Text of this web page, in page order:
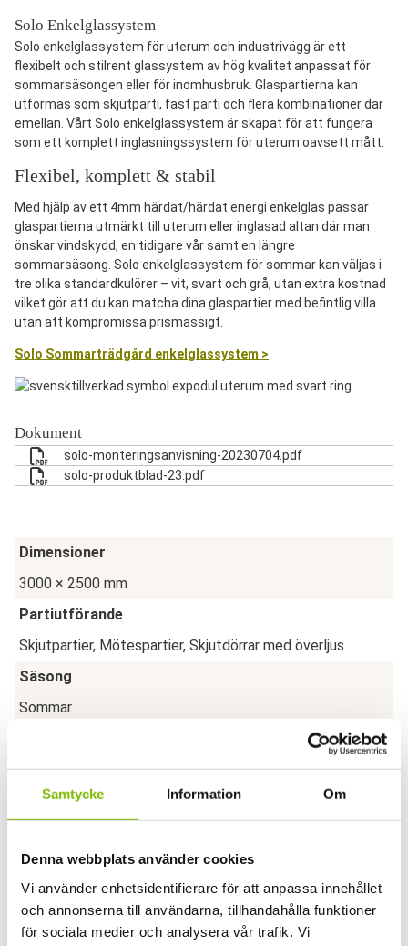
Samtycke Information Om
Denna webbplats använder cookies
Vi använder enhetsidentifierare för att anpassa innehållet
och annonserna till användarna, tillhandahålla funktioner
för sociala medier och analysera vår trafik. Vi
Solo Enkelglassystem
Solo enkelglassystem för uterum och industrivägg är ett
flexibelt och stilrent glassystem av hög kvalitet anpassat för
sommarsäsongen eller för inomhusbruk. Glaspartierna kan
utformas som skjutparti, fast parti och flera kombinationer där
emellan. Vårt Solo enkelglassystem är skapat för att fungera
som ett komplett inglasningssystem för uterum oavsett mått.
Flexibel, komplett & stabil
Med hjälp av ett 4mm härdat/härdat energi enkelglas passar
glaspartierna utmärkt till uterum eller inglasad altan där man
önskar vindskydd, en tidigare vår samt en längre
sommarsäsong. Solo enkelglassystem för sommar kan väljas i
tre olika standardkulörer – vit, svart och grå, utan extra kostnad
vilket gör att du kan matcha dina glaspartier med befintlig villa
utan att kompromissa prismässigt.
Solo Sommarträdgård enkelglassystem >
Dokument
solo-monteringsanvisning-20230704.pdf
solo-produktblad-23.pdf
Dimensioner
3000 × 2500 mm
Partiutförande
Skjutpartier, Mötespartier, Skjutdörrar med överljus
Säsong
Sommar
Måttanpassat
Glasparti
Glas
Härdat 4mm
Kulör profiler